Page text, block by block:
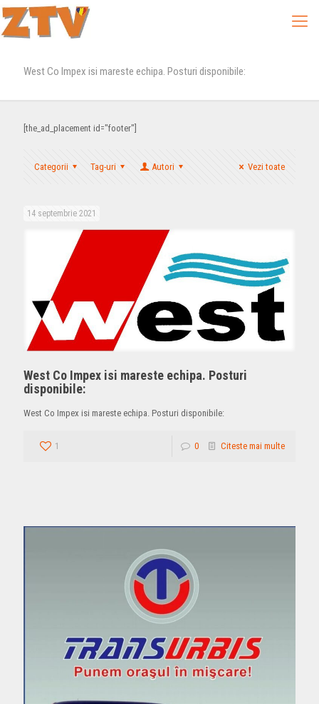
West Co Impex isi mareste echipa. Posturi disponibile:
[the_ad_placement id="footer"]
Categorii Tag-uri Autori Vezi toate
14 septembrie 2021
West Co Impex isi mareste echipa. Posturi
disponibile:
West Co Impex isi mareste echipa. Posturi disponibile:
1 0 Citeste mai multe